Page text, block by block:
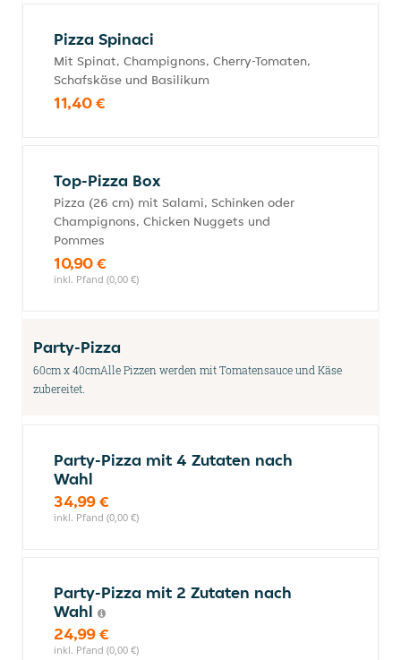
Pizza Spinaci
Mit Spinat, Champignons, Cherry-Tomaten,
Schafskäse und Basilikum
11,40 €
Top-Pizza Box
Pizza (26 cm) mit Salami, Schinken oder
Champignons, Chicken Nuggets und
Pommes
10,90 €
inkl. Pfand (0,00 €)
Party-Pizza
60cm x 40cmAlle Pizzen werden mit Tomatensauce und Käse
zubereitet.
Party-Pizza mit 4 Zutaten nach
Wahl
34,99 €
inkl. Pfand (0,00 €)
Party-Pizza mit 2 Zutaten nach
Wahl
24,99 €
inkl. Pfand (0,00 €)